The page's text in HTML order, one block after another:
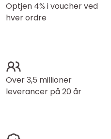
Optjen 4% i voucher ved
hver ordre
Over 3,5 millioner
leverancer på 20 år